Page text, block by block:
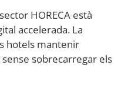
HORECA està
accelerada. La
hotels mantenir
sobrecarregar els